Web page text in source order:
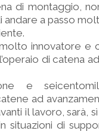
di montaggio,
a passo
innovatore e
di catena
e
ad
il lavoro, sarà,
situazioni di